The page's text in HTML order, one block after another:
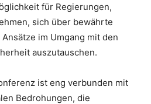
für Regierungen,
sich über bewährte
im Umgang mit den
auszutauschen.
ist eng verbunden mit
Bedrohungen, die